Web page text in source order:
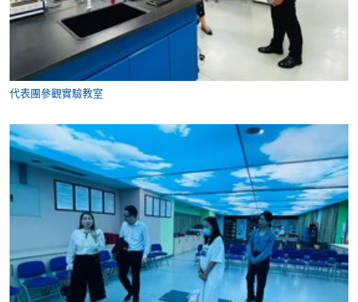
代表團參觀實驗教室